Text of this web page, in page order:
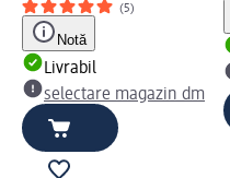
(5)
Notă
Livrabil
selectare magazin dm